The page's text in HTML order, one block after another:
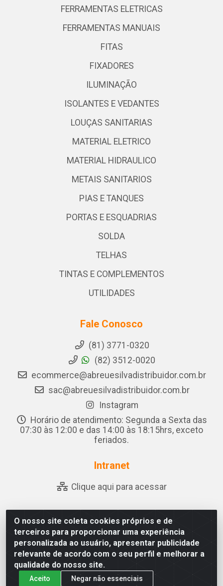
O nosso site coleta cookies próprios e de
terceiros para proporcionar uma experiência
personalizada ao usuário, apresentar publicidade
relevante de acordo com o seu perfil e melhorar a
qualidade do nosso site.
Aceito Negar não essenciais
FERRAMENTAS ELETRICAS
FERRAMENTAS MANUAIS
FITAS
FIXADORES
ILUMINAÇÃO
ISOLANTES E VEDANTES
LOUÇAS SANITARIAS
MATERIAL ELETRICO
MATERIAL HIDRAULICO
METAIS SANITARIOS
PIAS E TANQUES
PORTAS E ESQUADRIAS
SOLDA
TELHAS
TINTAS E COMPLEMENTOS
UTILIDADES
Fale Conosco
(81) 3771-0320
(82) 3512-0020
ecommerce@abreuesilvadistribuidor.com.br
sac@abreuesilvadistribuidor.com.br
Instagram
Horário de atendimento: Segunda a Sexta das
07:30 às 12:00 e das 14:00 às 18:15hrs, exceto
feriados.
Intranet
Clique aqui para acessar
Abreu & Silva - Rua Padre Jose de Souza Leite, 265 - Ariado,
Olho D'Água das Flores/AL - CEP 57.442-000 - CNPJ
04.790.656/0001-06